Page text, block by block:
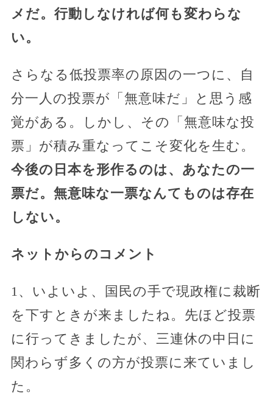
メだ。行動しなければ何も変わらな
い。
さらなる低投票率の原因の一つに、自
分一人の投票が「無意味だ」と思う感
覚がある。しかし、その「無意味な投
票」が積み重なってこそ変化を生む。
今後の日本を形作るのは、あなたの一
票だ。無意味な一票なんてものは存在
しない。
ネットからのコメント
1、いよいよ、国民の手で現政権に裁断
を下すときが来ましたね。先ほど投票
に行ってきましたが、三連休の中日に
関わらず多くの方が投票に来ていまし
た。